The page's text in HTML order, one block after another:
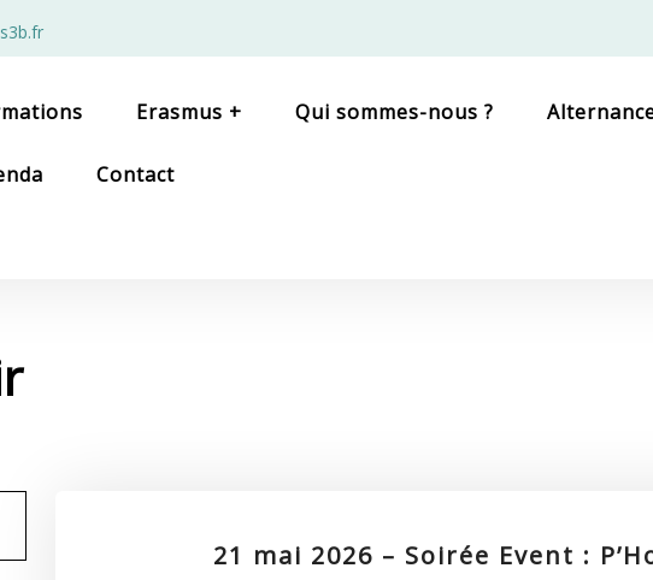
Erasmus + Qui sommes-nous ?
Contact
21 mai 2026 – Soirée Event :